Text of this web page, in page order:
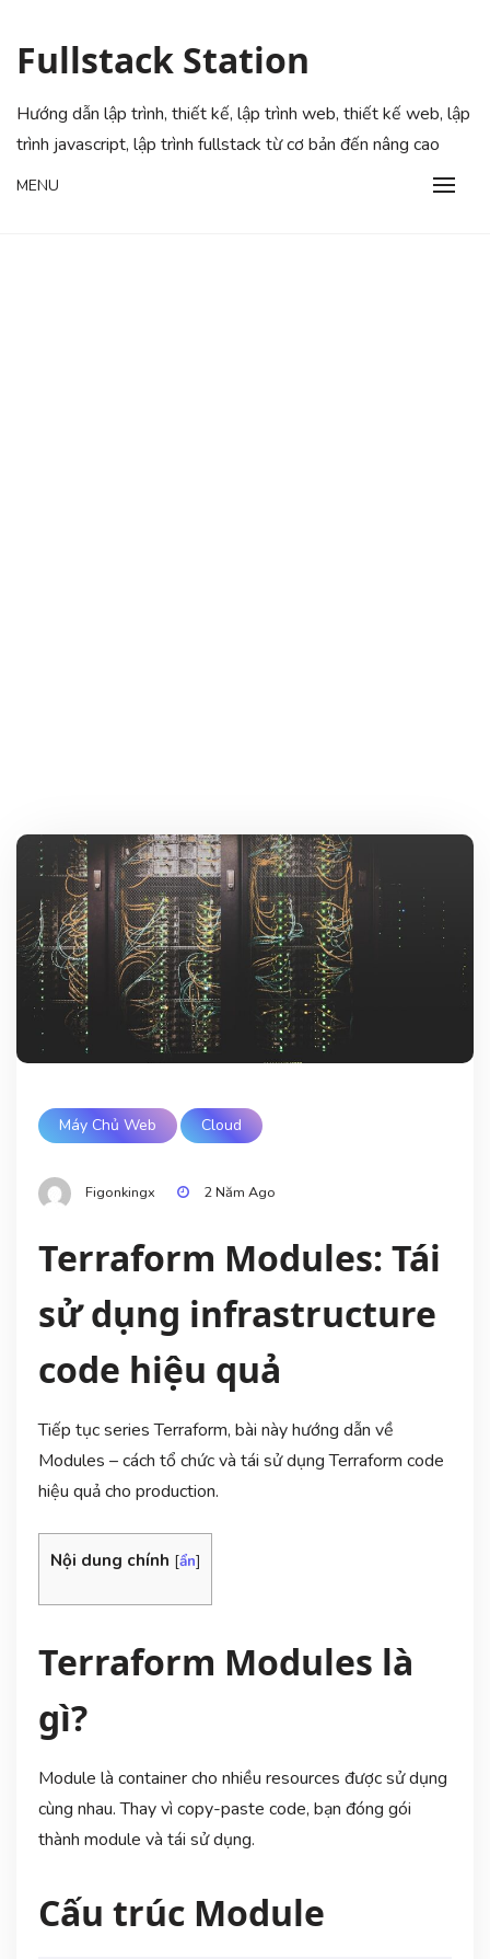
content
Fullstack Station
Hướng dẫn lập trình, thiết kế, lập trình web, thiết kế web, lập
trình javascript, lập trình fullstack từ cơ bản đến nâng cao
MENU
Máy Chủ Web Cloud
Figonkingx 2 Năm Ago
Terraform Modules: Tái
sử dụng infrastructure
code hiệu quả
Tiếp tục series Terraform, bài này hướng dẫn về
Modules – cách tổ chức và tái sử dụng Terraform code
hiệu quả cho production.
Nội dung chính [ẩn]
Terraform Modules là
gì?
Module là container cho nhiều resources được sử dụng
cùng nhau. Thay vì copy-paste code, bạn đóng gói
thành module và tái sử dụng.
Cấu trúc Module